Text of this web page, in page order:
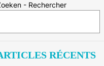
- Rechercher
RÉCENTS